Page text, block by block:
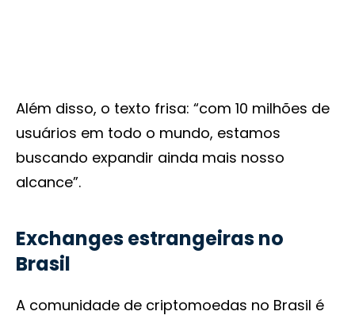
Além disso, o texto frisa: “com 10 milhões de
usuários em todo o mundo, estamos
buscando expandir ainda mais nosso
alcance”.
Exchanges estrangeiras no
Brasil
A comunidade de criptomoedas no Brasil é